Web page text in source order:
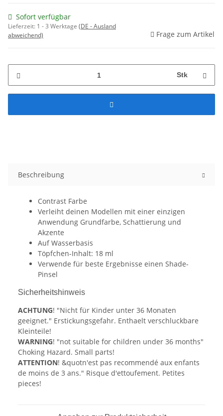
Sofort verfügbar
Lieferzeit: 1 - 3 Werktage (DE - Ausland
abweichend)
Frage zum Artikel
Stk
Beschreibung
Contrast Farbe
Verleiht deinen Modellen mit einer einzigen
Anwendung Grundfarbe, Schattierung und
Akzente
Auf Wasserbasis
Töpfchen-Inhalt: 18 ml
Verwende für beste Ergebnisse einen Shade-
Pinsel
Sicherheitshinweis
ACHTUNG! "Nicht für Kinder unter 36 Monaten
geeignet." Erstickungsgefahr. Enthaelt verschluckbare
Kleinteile!
WARNING! "not suitable for children under 36 months"
Choking Hazard. Small parts!
ATTENTION! &quotn'est pas recommendé aux enfants
de moins de 3 ans." Risque d'ettoufement. Petites
pieces!